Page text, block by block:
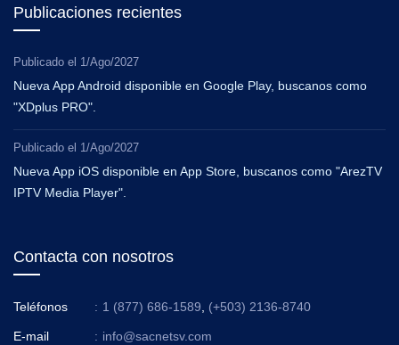
Publicaciones recientes
Publicado el 1/Ago/2027
Nueva App Android disponible en Google Play, buscanos como
"XDplus PRO".
Publicado el 1/Ago/2027
Nueva App iOS disponible en App Store, buscanos como "ArezTV
IPTV Media Player".
Contacta con nosotros
Teléfonos : 1 (877) 686-1589 (+503) 2136-8740
E-mail : info@sacnetsv.com